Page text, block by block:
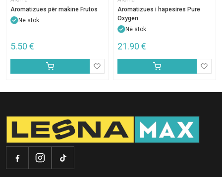
Aromatizues për makine Frutos
Në stok
5.50 €
Aromatizues i hapesires Pure
Oxygen
Në stok
21.90 €